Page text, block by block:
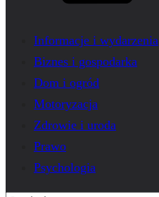
Informacje i wydarzenia
Biznes i gospodarka
Dom i ogród
Motoryzacja
Zdrowie i uroda
Prawo
Psychologia